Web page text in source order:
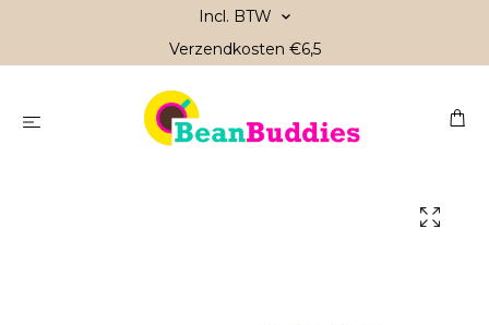
Incl. BTW
Verzendkosten €6,5